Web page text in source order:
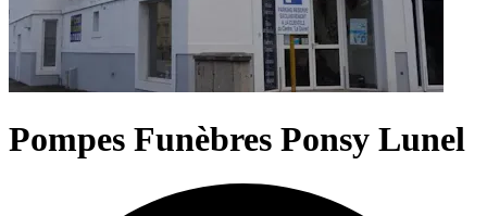
Pompes Funèbres Ponsy Lunel